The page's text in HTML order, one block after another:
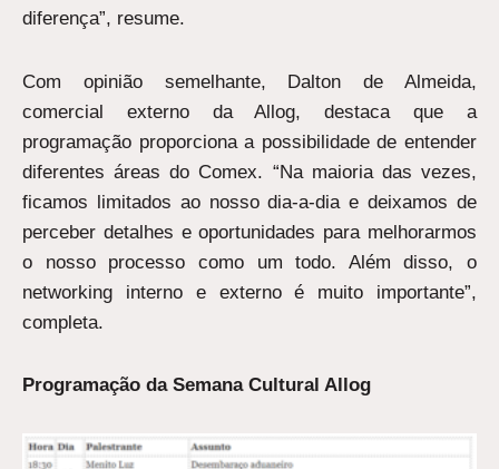
diferença”, resume.
Com opinião semelhante, Dalton de Almeida,
comercial externo da Allog, destaca que a
programação proporciona a possibilidade de entender
diferentes áreas do Comex. “Na maioria das vezes,
ficamos limitados ao nosso dia-a-dia e deixamos de
perceber detalhes e oportunidades para melhorarmos
o nosso processo como um todo. Além disso, o
networking interno e externo é muito importante”,
completa.
Programação da Semana Cultural Allog